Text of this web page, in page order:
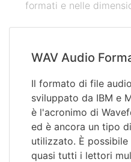
formati e nelle
WAV Audio
Il formato di file
sviluppato da IBM e
è l'acronimo di
ed è ancora un tipo
utilizzato. È
quasi tutti i lettori